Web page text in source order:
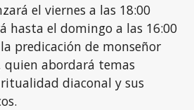
el viernes a las 18:00
hasta el domingo a las 16:00
predicación de monseñor
quien abordará temas
diaconal y sus